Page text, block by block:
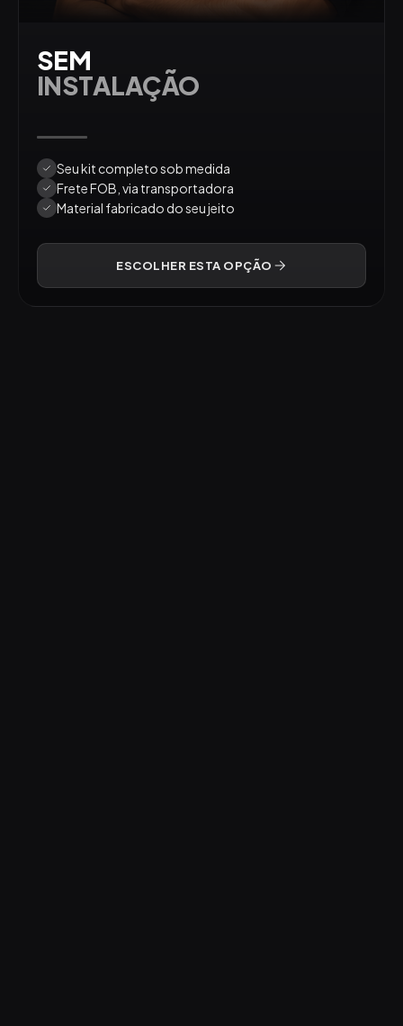
SEM
INSTALAÇÃO
Seu kit completo sob medida
Frete FOB, via transportadora
Material fabricado do seu jeito
ESCOLHER ESTA OPÇÃO